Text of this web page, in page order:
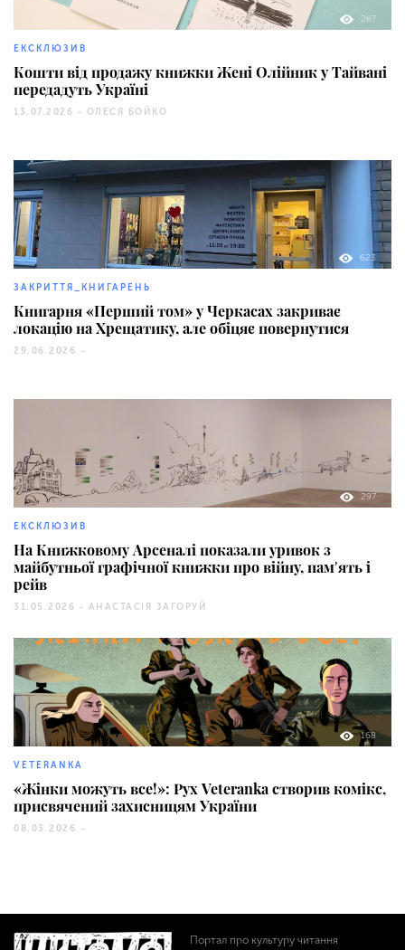
267
ЕКСКЛЮЗИВ
Кошти від продажу книжки Жені Олійник у Тайвані
передадуть Україні
13.07.2026 - ОЛЕСЯ БОЙКО
623
ЗАКРИТТЯ_КНИГАРЕНЬ
Книгарня «Перший том» у Черкасах закриває
локацію на Хрещатику, але обіцяє повернутися
29.06.2026 -
297
ЕКСКЛЮЗИВ
На Книжковому Арсеналі показали уривок з
майбутньої графічної книжки про війну, памʼять і
рейв
31.05.2026 - АНАСТАСІЯ ЗАГОРУЙ
168
VETERANKA
«Жінки можуть все!»: Рух Veteranka створив комікс,
присвячений захисницям України
08.03.2026 -
Портал про культуру читання